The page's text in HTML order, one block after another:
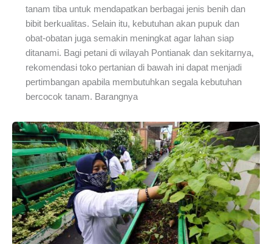
tanam tiba untuk mendapatkan berbagai jenis benih dan
bibit berkualitas. Selain itu, kebutuhan akan pupuk dan
obat-obatan juga semakin meningkat agar lahan siap
ditanami. Bagi petani di wilayah Pontianak dan sekitarnya,
rekomendasi toko pertanian di bawah ini dapat menjadi
pertimbangan apabila membutuhkan segala kebutuhan
bercocok tanam. Barangnya